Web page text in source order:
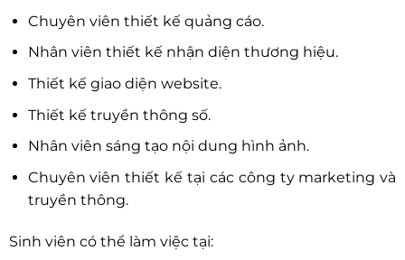
Chuyên viên thiết kế quảng cáo.
Nhân viên thiết kế nhận diện thương hiệu.
Thiết kế giao diện website.
Thiết kế truyền thông số.
Nhân viên sáng tạo nội dung hình ảnh.
Chuyên viên thiết kế tại các công ty marketing và
truyền thông.
Sinh viên có thể làm việc tại: